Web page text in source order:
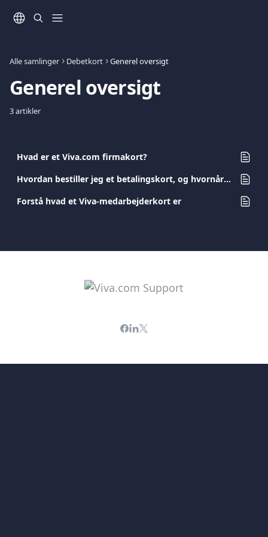
Alle samlinger Debetkort Generel oversigt
Generel oversigt
3 artikler
Hvad er et Viva.com firmakort?
Hvordan bestiller jeg et betalingskort, og hvornår modtager jeg det?
Forstå hvad et Viva-medarbejderkort er